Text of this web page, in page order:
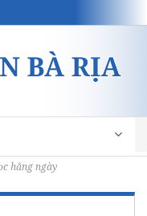
hằng ngày